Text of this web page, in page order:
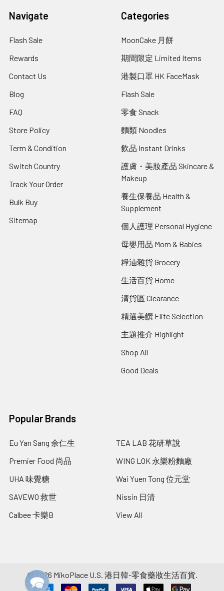
Navigate
Flash Sale
Rewards
Contact Us
Blog
FAQ
Store Policy
Term & Condition
Switch Country
Track Your Order
Bulk Buy
Sitemap
Categories
MoonCake 月餅
期間限定 Limited Items
港製口罩 HK FaceMask
Flash Sale
零食 Snack
麵類 Noodles
飲品 Instant Drinks
護膚・美妝產品 Skincare &
Makeup
養生保養品 Health &
Supplement
個人護理 Personal Hygiene
母嬰用品 Mom & Babies
糧油雜貨 Grocery
生活百貨 Home
清貨區 Clearance
精選美饌 Elite Selection
主題推介 Highlight
Shop All
Good Deals
Popular Brands
Eu Yan Sang 余仁生
Premier Food 尚品
UHA 味覺糖
SAVEWO 救世
Calbee 卡樂B
TEA LAB 花研草說
WING LOK 永樂粉麵廠
Wai Yuen Tong 位元堂
Nissin 日清
View All
©2026 MikoPlace U.S. 港日韓-零食藥妝生活百貨.